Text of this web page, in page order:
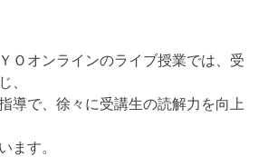
Ｏオンラインのライブ授業では、受
、
導で、徐々に受講生の読解力を向上
ます。